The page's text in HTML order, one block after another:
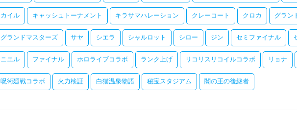
カイル キャッシュトーナメント キラサマハレーション クレーコート クロカ グラン
グランドマスターズ サヤ シエラ シャルロット シロー ジン セミファイナル
ニエル ファイナル ホロライブコラボ ランク上げ リコリスリコイルコラボ リョナ
呪術廻戦コラボ 火力検証 白猫温泉物語 秘宝スタジアム 闇の王の後継者